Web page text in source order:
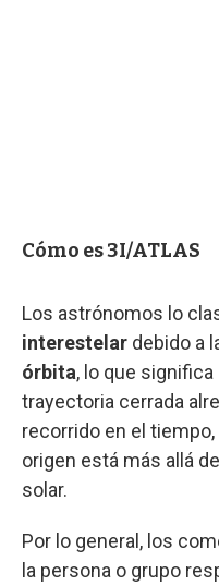
Cómo es 3I/ATLAS
Los astrónomos lo
interestelar debido a
órbita, lo que significa
trayectoria cerrada
recorrido en el
origen está más allá
solar.
Por lo general, los
la persona o grupo